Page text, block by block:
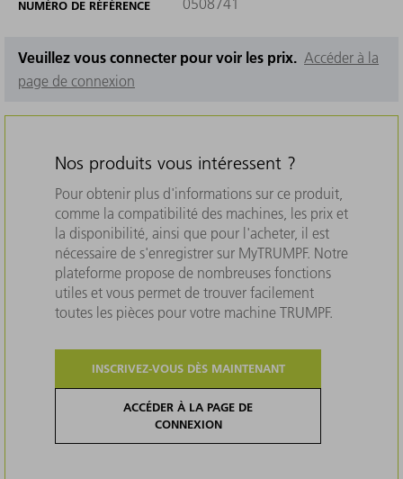
NUMÉRO DE RÉFÉRENCE 0508741
Veuillez vous connecter pour voir les prix. Accéder à la
page de connexion
Nos produits vous intéressent ?
Pour obtenir plus d'informations sur ce produit,
comme la compatibilité des machines, les prix et
la disponibilité, ainsi que pour l'acheter, il est
nécessaire de s'enregistrer sur MyTRUMPF. Notre
plateforme propose de nombreuses fonctions
utiles et vous permet de trouver facilement
toutes les pièces pour votre machine TRUMPF.
INSCRIVEZ-VOUS DÈS MAINTENANT
ACCÉDER À LA PAGE DE
CONNEXION